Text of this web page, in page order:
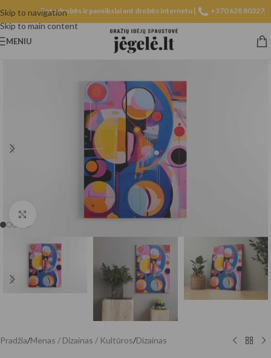
Skip to navigation
Skip to main content
Fotodrobės ir paveikslai ant drobės internetu | +370 628 80327
MENIU
Spustelėkite, norėdami padidinti
Pradžia/Menas / Dizainas / Kultūros/Dizainas